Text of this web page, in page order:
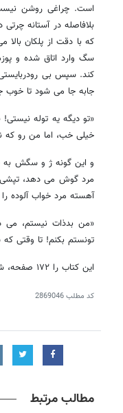
است. چراغی روشن
بلافاصله در آستانه
که با دقت از پلکان
سگ وارد اتاق شده و
کند. سپس بی
جابه جا می شود تا خوب
«تو دیگه یه توله
خیلی خب، اما من رو که
و این گونه ژ و سگش به
مرد گوش می دهد، تپشی
آهسته مرد خواب آلوده
«من بدذات نیستم، می
تونستم بکنم! تا وقتی
این کتاب را ۱۷۲ صفحه، شمارگان هزار و ۱۰۰ نسخه و قیمت ۱۰۰ هزار ریال منتشر شده است.
کد مطلب2869046
مطالب مرتبط
روزنامه‌های